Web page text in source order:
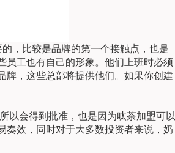
，比较是品牌的第一个接触点，也是
员工也有自己的形象。他们上班时必须
牌，这些总部将提供他们。如果你创建
会得到批准，也是因为呔茶加盟可以
奏效，同时对于大多数投资者来说，奶